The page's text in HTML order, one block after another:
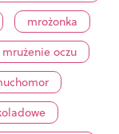
mrożonka
mrużenie oczu